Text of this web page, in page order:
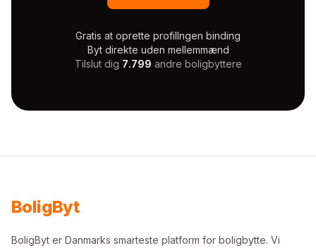
Gratis at oprette profilIngen binding
Byt direkte uden mellemmænd
Tilslut dig 7.799 andre boligbyttere
BoligByt
BoligByt er Danmarks smarteste platform for boligbytte. Vi